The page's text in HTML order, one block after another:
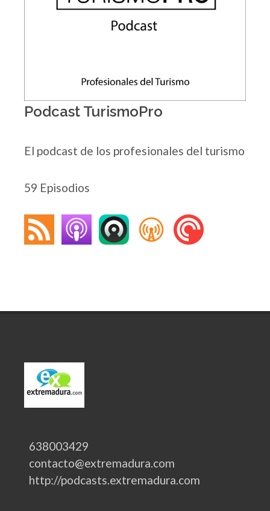
Podcast TurismoPro
El podcast de los profesionales del turismo
59 Episodios
638003429
contacto@extremadura.com
http://podcasts.extremadura.com